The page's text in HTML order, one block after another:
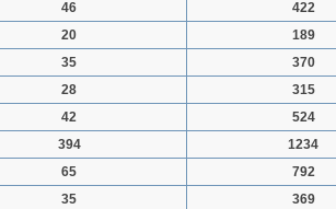
46 422
20 189
35 370
28 315
42 524
394 1234
65 792
35 369